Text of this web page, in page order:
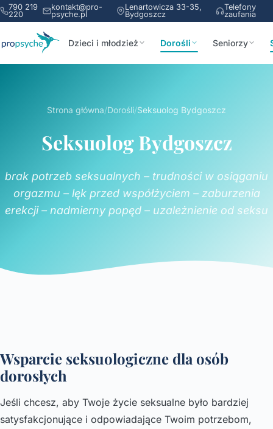
790 219
220
kontakt@pro-
psyche.pl
Lenartowicza 33-35,
Bydgoszcz
Telefony
zaufania
Dzieci i młodzież Dorośli Seniorzy
Strona główna/Dorośli/Seksuolog Bydgoszcz
Seksuolog Bydgoszcz
brak potrzeb seksualnych – trudności w osiąganiu
orgazmu – lęk przed współżyciem – zaburzenia
erekcji – nadmierny popęd – uzależnienie od seksu
Wsparcie seksuologiczne dla osób
dorosłych
Jeśli chcesz, aby Twoje życie seksualne było bardziej
satysfakcjonujące i odpowiadające Twoim potrzebom,